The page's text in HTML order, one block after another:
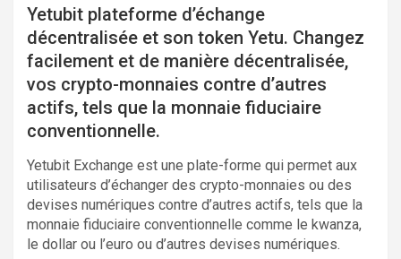
Yetubit plateforme d’échange
décentralisée et son token Yetu. Changez
facilement et de manière décentralisée,
vos crypto-monnaies contre d’autres
actifs, tels que la monnaie fiduciaire
conventionnelle.
Yetubit Exchange est une plate-forme qui permet aux
utilisateurs d’échanger des crypto-monnaies ou des
devises numériques contre d’autres actifs, tels que la
monnaie fiduciaire conventionnelle comme le kwanza,
le dollar ou l’euro ou d’autres devises numériques.